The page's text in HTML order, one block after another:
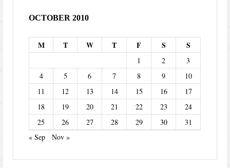
OCTOBER 2010
M T W T F S S
1 2
3
4
5 6 7 8 9
10
11
12 13 14 15 16
17
18
19 20 21 22 23
24
25
26 27 28 29 30
31
« Sep
Nov »